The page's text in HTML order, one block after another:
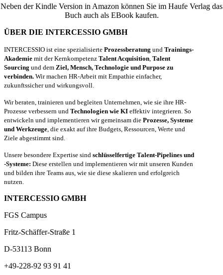
Neben der Kindle Version in Amazon können Sie im Haufe Verlag das
Buch auch als EBook kaufen.
ÜBER DIE INTERCESSIO GMBH
INTERCESSIO ist eine spezialisierte Prozessberatung und Trainings-
Akademie mit der Kernkompetenz Talent Acquisition Talent
Sourcing und dem Ziel, Mensch, Technologie und Purpose zu
verbinden. Wir machen HR-Arbeit mit Empathie einfacher,
zukunftssicher und wirkungsvoll.
Wir beraten, trainieren und begleiten Unternehmen, wie sie ihre HR-
Prozesse verbessern und Technologien wie KI effektiv integrieren. So
entwickeln und implementieren wir gemeinsam die Prozesse, Systeme
und Werkzeuge , die exakt auf ihre Budgets, Ressourcen, Werte und
Ziele abgestimmt sind.
Unsere besondere Expertise sind schlüsselfertige Talent-Pipelines und
-Systeme: Diese erstellen und implementieren wir mit unseren Kunden
und bilden ihre Teams aus, wie sie diese skalieren und erfolgreich
nutzen.
INTERCESSIO GMBH
FGS Campus
Fritz-Schäffer-Straße 1
D-53113 Bonn
+49-228-92 93 91 41